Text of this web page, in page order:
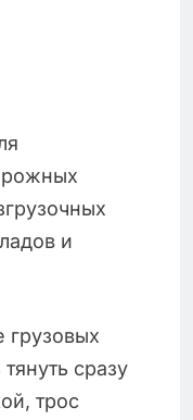
и
грузовых
сразу
трос